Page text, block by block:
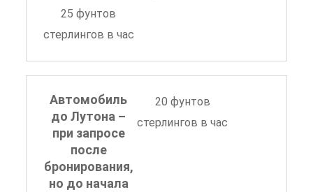
25 фунтов
стерлингов в час
Автомобиль
до Лутона –
при запросе
после
бронирования,
но до начала
20 фунтов
стерлингов в час